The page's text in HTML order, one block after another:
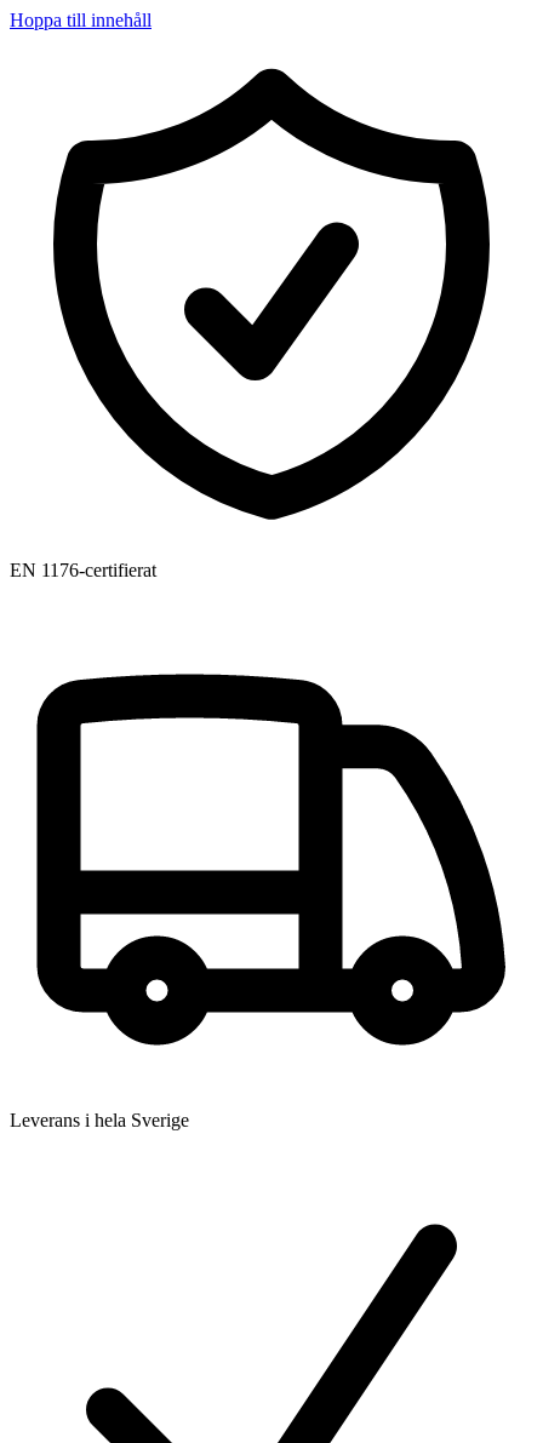
Hoppa till innehåll
EN 1176-certifierat
Leverans i hela Sverige